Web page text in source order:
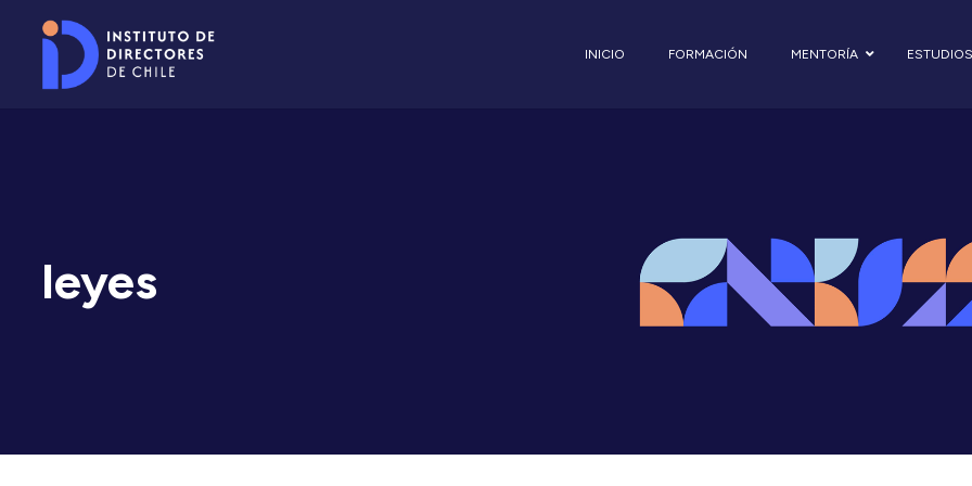
INICIO FORMACIÓN MENTORÍA ESTUDIOS
leyes